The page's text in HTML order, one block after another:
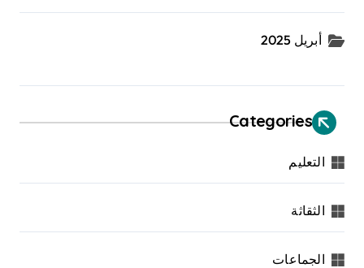
أبريل 2025
Categories
التعليم
الثقاثة
الجماعات